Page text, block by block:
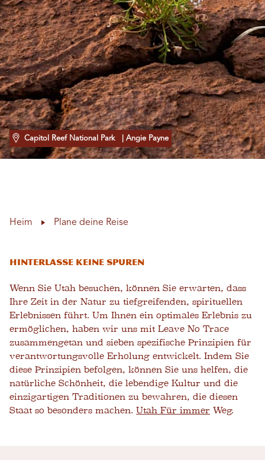
Capitol Reef National Park | Angie Payne
Heim Plane deine Reise
Hinterlasse keine Spuren
Wenn Sie Utah besuchen, können Sie erwarten, dass
Ihre Zeit in der Natur zu tiefgreifenden, spirituellen
Erlebnissen führt. Um Ihnen ein optimales Erlebnis zu
ermöglichen, haben wir uns mit Leave No Trace
zusammengetan und sieben spezifische Prinzipien für
verantwortungsvolle Erholung entwickelt. Indem Sie
diese Prinzipien befolgen, können Sie uns helfen, die
natürliche Schönheit, die lebendige Kultur und die
einzigartigen Traditionen zu bewahren, die diesen
Staat so besonders machen. Utah Für immer Weg.